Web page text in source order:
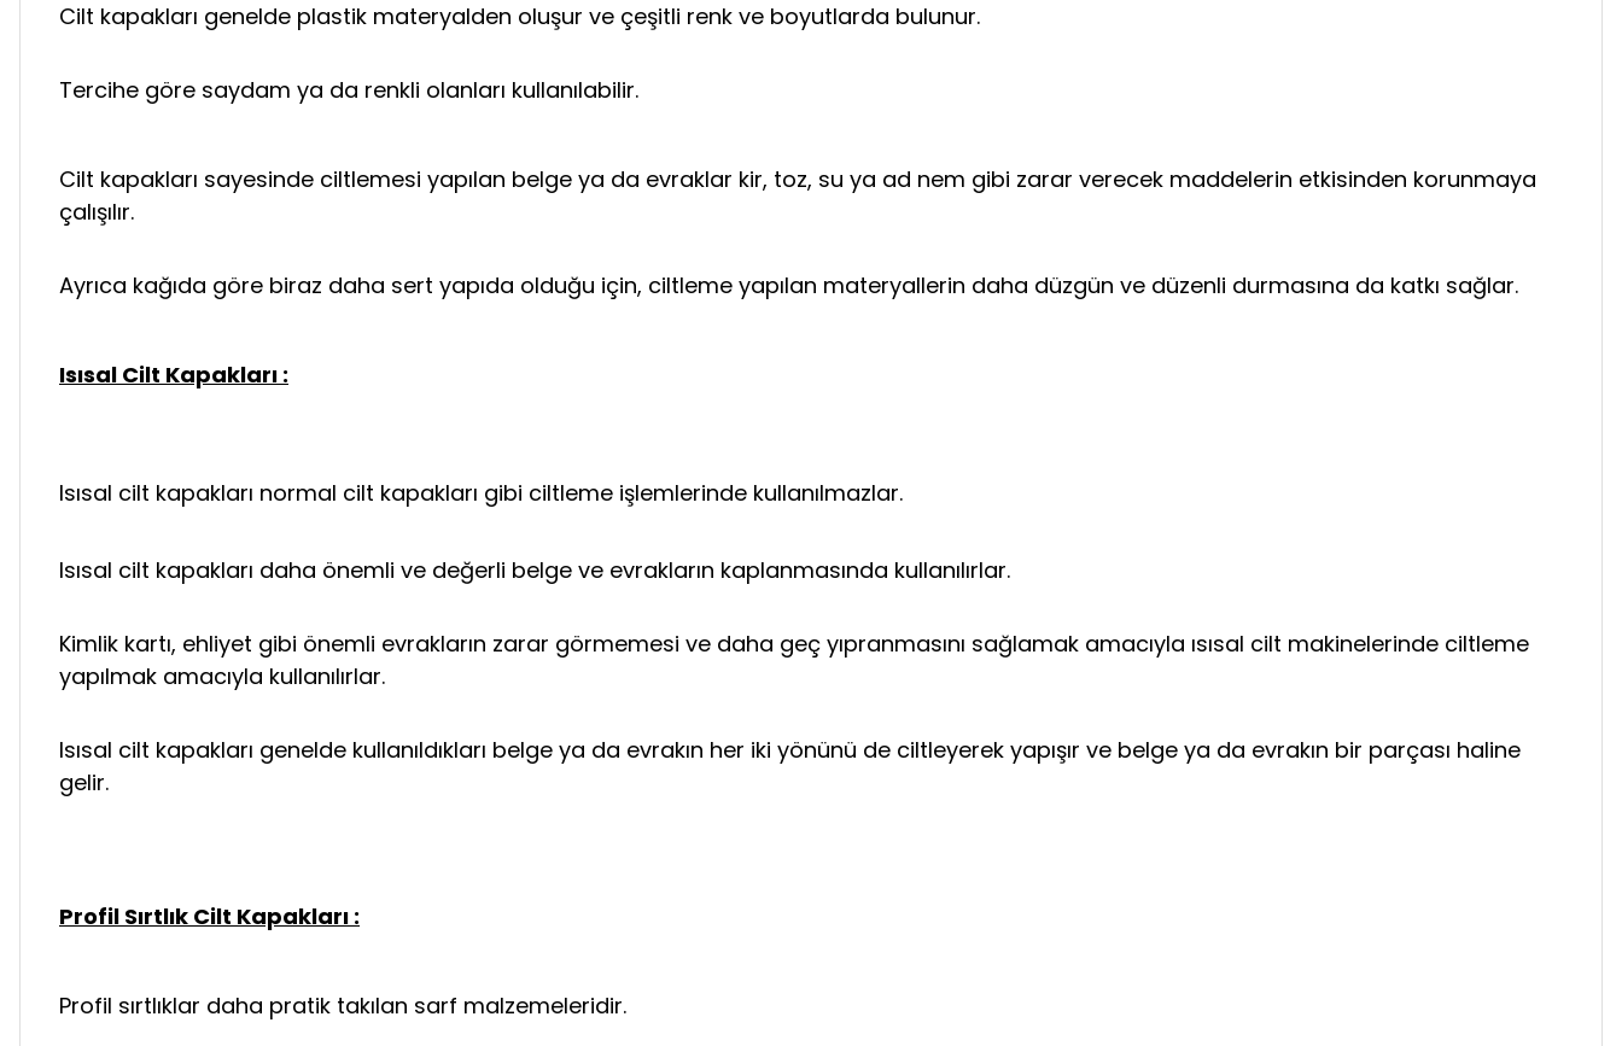
Cilt kapakları genelde plastik materyalden oluşur ve çeşitli renk ve boyutlarda bulunur.
Tercihe göre saydam ya da renkli olanları kullanılabilir.
Cilt kapakları sayesinde ciltlemesi yapılan belge ya da evraklar kir, toz, su ya ad nem gibi zarar verecek maddelerin etkisinden korunmaya
çalışılır.
Ayrıca kağıda göre biraz daha sert yapıda olduğu için, ciltleme yapılan materyallerin daha düzgün ve düzenli durmasına da katkı sağlar.
Isısal Cilt Kapakları :
Isısal cilt kapakları normal cilt kapakları gibi ciltleme işlemlerinde kullanılmazlar.
Isısal cilt kapakları daha önemli ve değerli belge ve evrakların kaplanmasında kullanılırlar.
Kimlik kartı, ehliyet gibi önemli evrakların zarar görmemesi ve daha geç yıpranmasını sağlamak amacıyla ısısal cilt makinelerinde ciltleme
yapılmak amacıyla kullanılırlar.
Isısal cilt kapakları genelde kullanıldıkları belge ya da evrakın her iki yönünü de ciltleyerek yapışır ve belge ya da evrakın bir parçası haline
gelir.
Profil Sırtlık Cilt Kapakları :
Profil sırtlıklar daha pratik takılan sarf malzemeleridir.